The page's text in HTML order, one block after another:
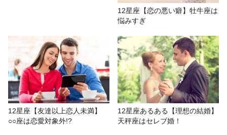
12星座【恋の悪い癖】牡牛座は
悩みすぎ
12星座【友達以上恋人未満】
○○座は恋愛対象外!?
12星座あるある【理想の結婚】
天秤座はセレブ婚！